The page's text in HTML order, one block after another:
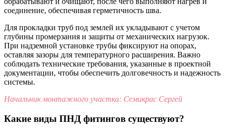
соединение, обеспечивая герметичность шва.
Для прокладки труб под землей их укладывают с учетом
глубины промерзания и защиты от механических нагрузок.
При надземной установке трубы фиксируют на опорах,
оставляя зазоры для температурного расширения. Важно
соблюдать технические требования, указанные в проектной
документации, чтобы обеспечить долговечность и надежность
системы.
Начальник монтажного участка: Семикрас Сергей
Какие виды ПНД фитингов существуют?